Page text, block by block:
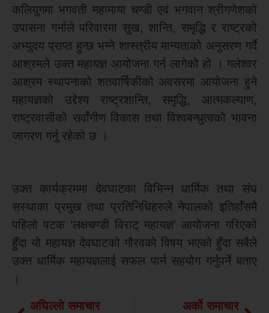
कलियुगमा भगवती महामाया चण्डी एवं भगवान श्रीगणेशको
उपासना गर्नाले परिवारमा सुख, शान्ति, समृद्धि र राष्ट्रको
अभ्युदय प्राप्त हुन्छ भन्ने शास्त्रीय मान्यताको अनुसरण गर्दै
आश्रमले उक्त महायज्ञ आयोजना गर्न लागेको हो । गलेश्वर
आश्रम स्थापनाको शतवार्षिकीको अवसरमा आयोजना हुने
महायज्ञको उद्देश्य राष्ट्रशान्ति, समृद्धि, आत्मकल्याण,
राष्ट्रवासीको सर्वांंगीण विकास तथा विश्वबन्धुत्वको भावना
जागरण गर्नु रहेको छ ।
उक्त कार्यक्रममा देवघाटका विभिन्न धार्मिक तथा संघ
सस्थाका प्रमुख तथा प्रतिनिधिहरुले नेपालको इतिहाँसमै
पहिलो पटक ‘लक्षचण्डी विराट् महायज्ञ’ आयोजना गरिएको
हुँदा यो महायज्ञ देवघाटको गौरवको विषय भएको हुँदा सबैले
उक्त धार्मिक महायज्ञलाई सफल पार्न सहयोग गर्नुपर्ने बताए
।
अघिल्लो समाचार अर्को समाचार